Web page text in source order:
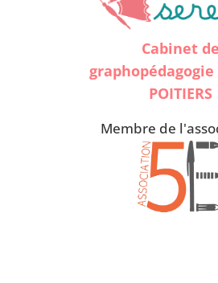
Cabinet de
graphopédagogie
POITIERS
Membre de